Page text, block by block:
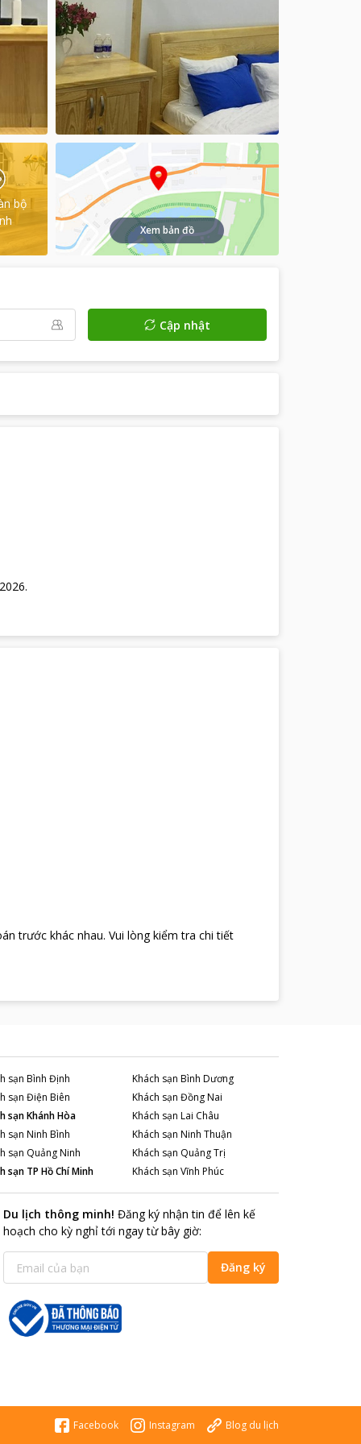
bộ
Xem bản đồ
Cập nhật
.
trước khác nhau. Vui lòng kiểm tra chi tiết
sạn Bình Định Khách sạn Bình Dương
sạn Điện Biên Khách sạn Đồng Nai
sạnKhánh Hòa Khách sạn Lai Châu
sạn Ninh Bình Khách sạn Ninh Thuận
sạn Quảng Ninh Khách sạn Quảng Trị
sạn TP Hồ Chí Minh Khách sạn Vĩnh Phúc
Du lịch thông minh! Đăng ký nhận tin để lên kế
hoạch cho kỳ nghỉ tới ngay từ bây giờ:
Đăng ký
Facebook Instagram Blog du lịch